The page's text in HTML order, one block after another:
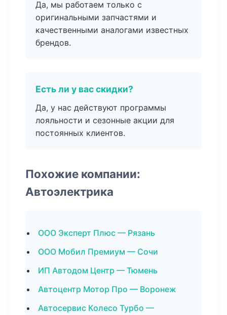
Да, мы работаем только с
оригинальными запчастями и
качественными аналогами известных
брендов.
Есть ли у вас скидки?
Да, у нас действуют программы
лояльности и сезонные акции для
постоянных клиентов.
Похожие компании:
Автоэлектрика
ООО Эксперт Плюс — Рязань
ООО Мобил Премиум — Сочи
ИП Автодом Центр — Тюмень
Автоцентр Мотор Про — Воронеж
Автосервис Колесо Турбо —